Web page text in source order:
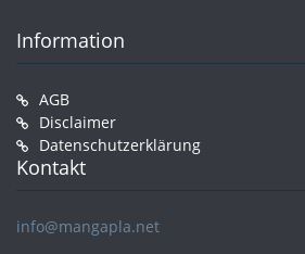
Information
AGB
Disclaimer
Datenschutzerklärung
Kontakt
info@mangapla.net